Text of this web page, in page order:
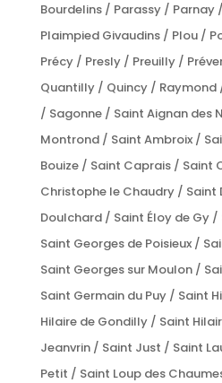
Bourdelins / Parassy / Parnay
Plaimpied Givaudins / Plou /
Précy / Presly / Preuilly /
Quantilly / Quincy / Raymond
/ Sagonne / Saint Aignan des
Montrond / Saint Ambroix /
Bouize / Saint Caprais / Saint
Christophe le Chaudry / Saint
Doulchard / Saint Éloy de Gy
Saint Georges de Poisieux /
Saint Georges sur Moulon /
Saint Germain du Puy / Saint
Hilaire de Gondilly / Saint
Jeanvrin / Saint Just / Saint
Petit / Saint Loup des